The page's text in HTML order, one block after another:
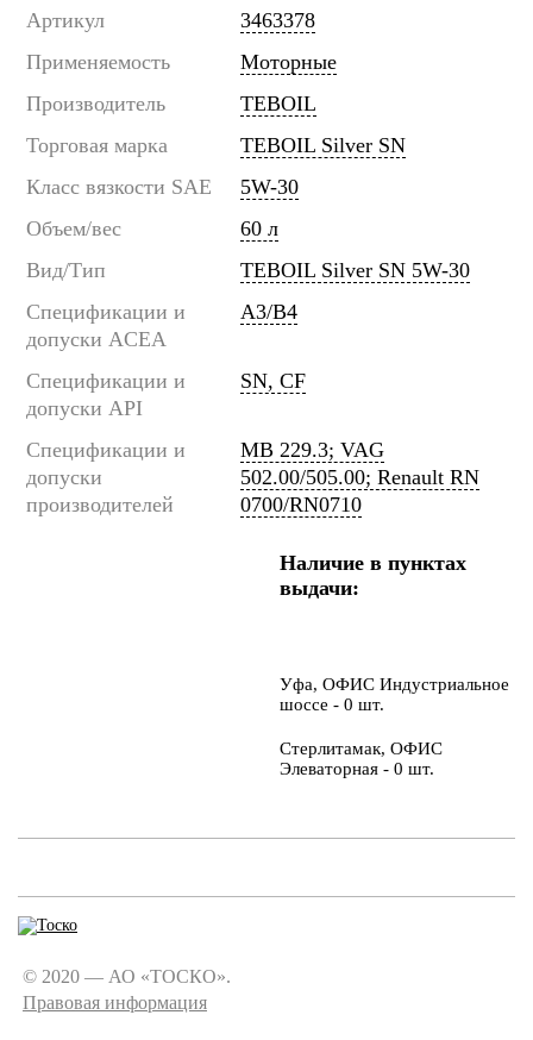
Артикул
3463378
Применяемость
Моторные
Производитель
TEBOIL
Торговая марка
TEBOIL Silver SN
Класс вязкости SAE
5W-30
Объем/вес
60 л
Вид/Тип
TEBOIL Silver SN 5W-30
Спецификации и
допуски ACEA
A3/B4
Спецификации и
допуски API
SN, CF
Спецификации и
допуски
производителей
MB 229.3; VAG
502.00/505.00; Renault RN
0700/RN0710
Наличие в пунктах
выдачи:
Уфа, ОФИС Индустриальное
шоссе - 0 шт.
Стерлитамак, ОФИС
Элеваторная - 0 шт.
© 2020 — АО «ТОСКО».
Правовая информация